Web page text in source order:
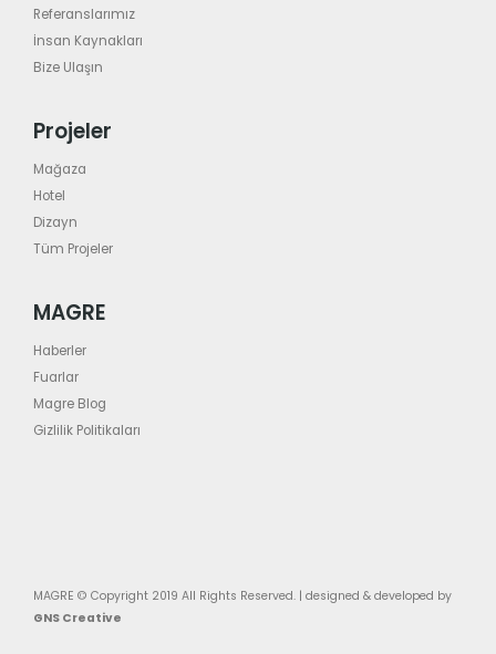
Referanslarımız
İnsan Kaynakları
Bize Ulaşın
Projeler
Mağaza
Hotel
Dizayn
Tüm Projeler
MAGRE
Haberler
Fuarlar
Magre Blog
Gizlilik Politikaları
MAGRE © Copyright 2019 All Rights Reserved. | designed & developed by
GNS Creative